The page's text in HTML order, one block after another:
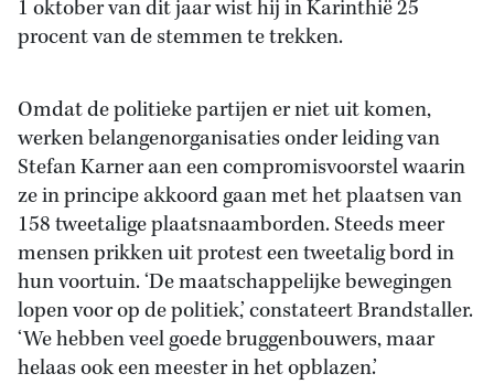
1 oktober van dit jaar wist hij in Karinthië 25
procent van de stemmen te trekken.
Omdat de politieke partijen er niet uit komen,
werken belangenorganisaties onder leiding van
Stefan Karner aan een compromisvoorstel waarin
ze in principe akkoord gaan met het plaatsen van
158 tweetalige plaatsnaamborden. Steeds meer
mensen prikken uit protest een tweetalig bord in
hun voortuin. ‘De maatschappelijke bewegingen
lopen voor op de politiek,’ constateert Brandstaller.
‘We hebben veel goede bruggenbouwers, maar
helaas ook een meester in het opblazen.’